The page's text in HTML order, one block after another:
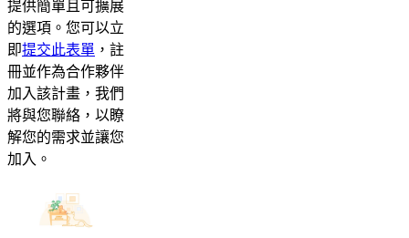
提供簡單且可擴展
的選項。您可以立
即提交此表單 ，註
冊並作為合作夥伴
加入該計畫，我們
將與您聯絡，以瞭
解您的需求並讓您
加入。